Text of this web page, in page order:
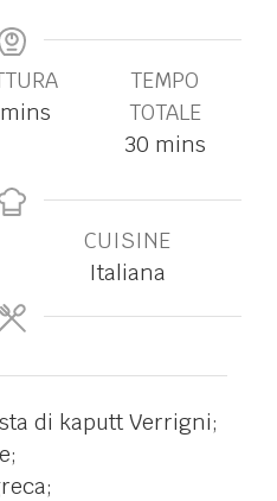
mins
TEMPO
TOTALE
30 mins
CUISINE
Italiana
di kaputt Verrigni;